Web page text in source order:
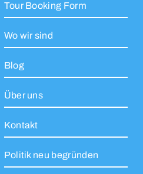
Tour Booking Form
Wo wir sind
Blog
Über uns
Kontakt
Politik neu begründen